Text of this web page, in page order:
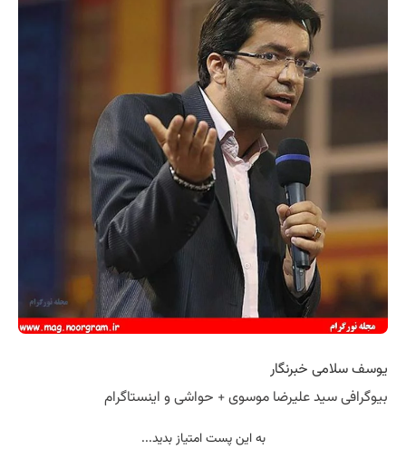
یوسف سلامی خبرنگار
بیوگرافی سید علیرضا موسوی + حواشی و اینستاگرام
به این پست امتیاز بدید...